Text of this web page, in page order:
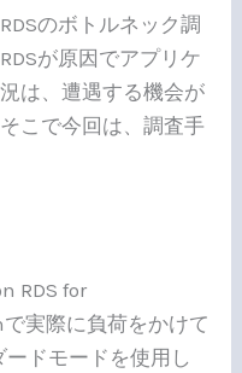
のボトルネック調
が原因でアプリケ
は、遭遇する機会が
こで今回は、調査手
RDS for
実際に負荷をかけて
ドモードを使用し